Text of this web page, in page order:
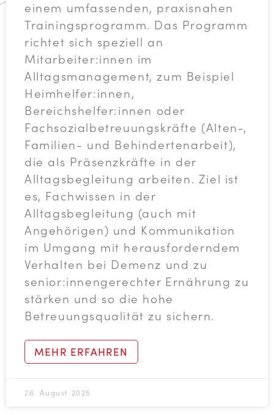
einem umfassenden, praxisnahen
Trainingsprogramm. Das Programm
richtet sich speziell an
Mitarbeiter:innen im
Alltagsmanagement, zum Beispiel
Heimhelfer:innen,
Bereichshelfer:innen oder
Fachsozialbetreuungskräfte (Alten-,
Familien- und Behindertenarbeit),
die als Präsenzkräfte in der
Alltagsbegleitung arbeiten. Ziel ist
es, Fachwissen in der
Alltagsbegleitung (auch mit
Angehörigen) und Kommunikation
im Umgang mit herausforderndem
Verhalten bei Demenz und zu
senior:innengerechter Ernährung zu
stärken und so die hohe
Betreuungsqualität zu sichern.
MEHR ERFAHREN
26. August 2025